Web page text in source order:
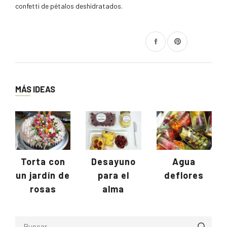
confetti de pétalos deshidratados.
Compartir
en
Pinear
en
MÁS IDEAS
Torta con
un jardín de
rosas
Desayuno
para el
alma
Agua
deflores